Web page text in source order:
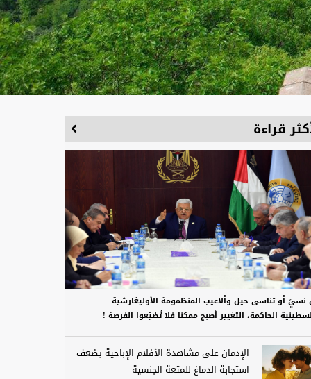
قراءة
نسيَ أو تناسى حيل وألاعيب المنظمومة الأوليغارشية
الحاكمة، التغيير أصبح ممكنا فلا تُضيّعوا الفرصة !
الإدمان على مشاهدة الأفلام الإباحية يضعف
استجابة الدماغ للمتعة الجنسية